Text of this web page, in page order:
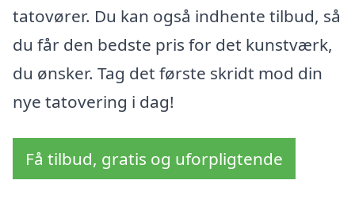
tatovører. Du kan også indhente tilbud, så
du får den bedste pris for det kunstværk,
du ønsker. Tag det første skridt mod din
nye tatovering i dag!
Få tilbud, gratis og uforpligtende